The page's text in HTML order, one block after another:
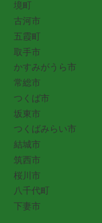
境町
古河市
五霞町
取手市
かすみがうら市
常総市
つくば市
坂東市
つくばみらい市
結城市
筑西市
桜川市
八千代町
下妻市